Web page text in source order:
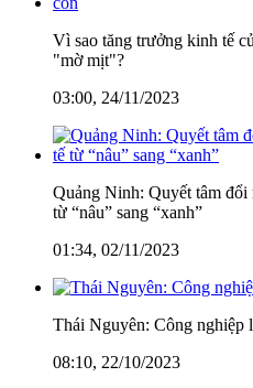
Vì sao tăng trưởng kinh tế
"mờ mịt"?
03:00, 24/11/2023
Quảng Ninh: Quyết tâm
từ “nâu” sang “xanh”
01:34, 02/11/2023
Thái Nguyên: Công nghiệp
08:10, 22/10/2023